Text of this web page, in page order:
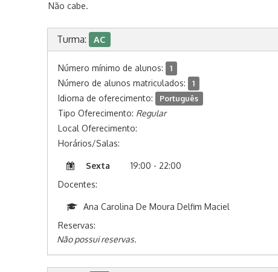
Não cabe.
Turma: AC
Número mínimo de alunos: 1
Número de alunos matriculados: 1
Idioma de oferecimento: Português
Tipo Oferecimento: Regular
Local Oferecimento:
Horários/Salas:
Sexta
19:00 - 22:00
Docentes:
Ana Carolina De Moura Delfim Maciel
Reservas:
Não possui reservas.